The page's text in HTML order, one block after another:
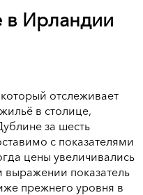
в Ирландии
отслеживает
в столице,
за шесть
с показателями
цены увеличивались
выражении показатель
прежнего уровня в